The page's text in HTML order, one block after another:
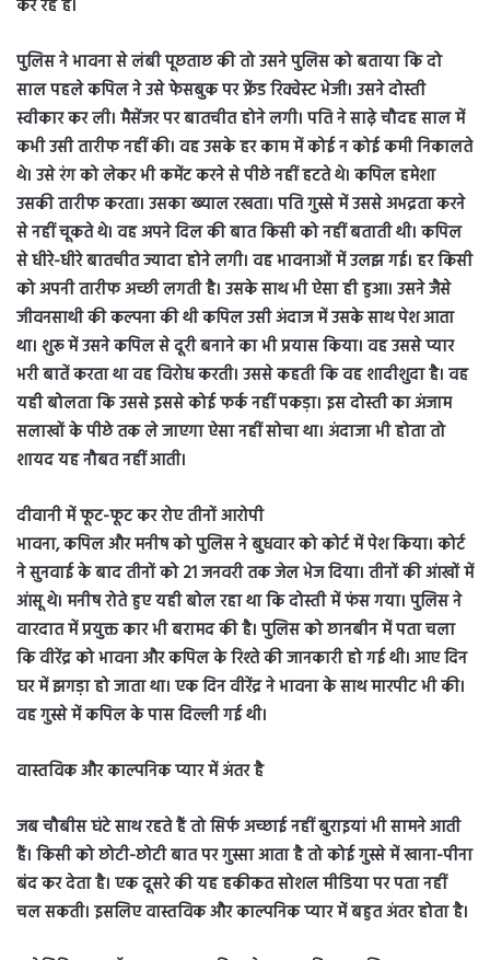
कर रहे हैं।
पुलिस ने भावना से लंबी पूछताछ की तो उसने पुलिस को बताया कि दो
साल पहले कपिल ने उसे फेसबुक पर फ्रेंड रिक्वेस्ट भेजी। उसने दोस्ती
स्वीकार कर ली। मैसेंजर पर बातचीत होने लगी। पति ने साढ़े चौदह साल में
कभी उसी तारीफ नहीं की। वह उसके हर काम में कोई न कोई कमी निकालते
थे। उसे रंग को लेकर भी कमेंट करने से पीछे नहीं हटते थे। कपिल हमेशा
उसकी तारीफ करता। उसका ख्याल रखता। पति गुस्से में उससे अभद्रता करने
से नहीं चूकते थे। वह अपने दिल की बात किसी को नहीं बताती थी। कपिल
से धीरे-धीरे बातचीत ज्यादा होने लगी। वह भावनाओं में उलझ गई। हर किसी
को अपनी तारीफ अच्छी लगती है। उसके साथ भी ऐसा ही हुआ। उसने जैसे
जीवनसाथी की कल्पना की थी कपिल उसी अंदाज में उसके साथ पेश आता
था। शुरू में उसने कपिल से दूरी बनाने का भी प्रयास किया। वह उससे प्यार
भरी बातें करता था वह विरोध करती। उससे कहती कि वह शादीशुदा है। वह
यही बोलता कि उससे इससे कोई फर्क नहीं पकड़ा। इस दोस्ती का अंजाम
सलाखों के पीछे तक ले जाएगा ऐसा नहीं सोचा था। अंदाजा भी होता तो
शायद यह नौबत नहीं आती।
दीवानी में फूट-फूट कर रोए तीनों आरोपी
भावना, कपिल और मनीष को पुलिस ने बुधवार को कोर्ट में पेश किया। कोर्ट
ने सुनवाई के बाद तीनों को 21 जनवरी तक जेल भेज दिया। तीनों की आंखों में
आंसू थे। मनीष रोते हुए यही बोल रहा था कि दोस्ती में फंस गया। पुलिस ने
वारदात में प्रयुक्त कार भी बरामद की है। पुलिस को छानबीन में पता चला
कि वीरेंद्र को भावना और कपिल के रिश्ते की जानकारी हो गई थी। आए दिन
घर में झगड़ा हो जाता था। एक दिन वीरेंद्र ने भावना के साथ मारपीट भी की।
वह गुस्से में कपिल के पास दिल्ली गई थी।
वास्तविक और काल्पनिक प्यार में अंतर है
जब चौबीस घंटे साथ रहते हैं तो सिर्फ अच्छाई नहीं बुराइयां भी सामने आती
हैं। किसी को छोटी-छोटी बात पर गुस्सा आता है तो कोई गुस्से में खाना-पीना
बंद कर देता है। एक दूसरे की यह हकीकत सोशल मीडिया पर पता नहीं
चल सकती। इसलिए वास्तविक और काल्पनिक प्यार में बहुत अंतर होता है।